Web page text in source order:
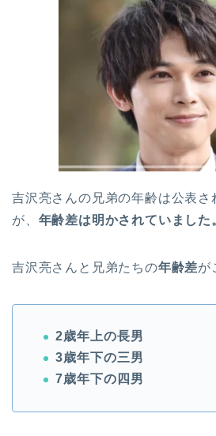
吉沢亮さんの兄弟の年齢は公表さ
が、 年齢差は明かされていました
吉沢亮さんと兄弟たちの年齢差が
2歳年上の長男
3歳年下の三男
7歳年下の四男